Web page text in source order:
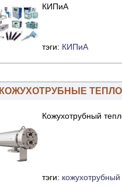
КИПиА
тэги: КИПиА
КОЖУХОТРУБНЫЕ
Кожухотрубный
тэги: